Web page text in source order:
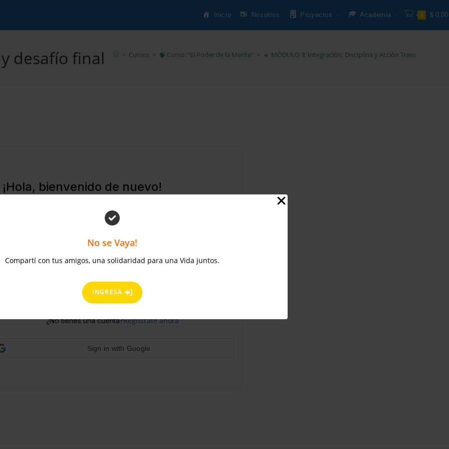
No se Vaya!
Compartí con tus amigos, una solidaridad para una Vida juntos.
INGRESÁ
Inicio Nosotros Proyectos Academia 0 $ 0,00
desafío final > Cursos > 🧠 Curso: “El Poder de la Mente” > 🔹 MÓDULO 3: Integración, Disciplina y Acción Transformadora
¡Hola, bienvenido de nuevo!
Mantenerme conectado ¿Olvidaste la contraseña?
ACCEDER
¿No tienes una cuenta?Regístrate ahora
Sign in with Google